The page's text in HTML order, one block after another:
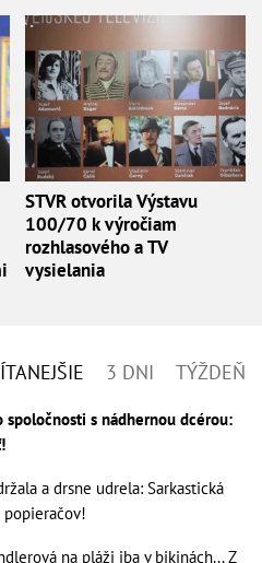
STVR otvorila Výstavu
100/70 k výročiam
rozhlasového a TV
vysielania
3 DNI TÝŽDEŇ
s nádhernou dcérou:
a drsne udrela: Sarkastická
popieračov!
na pláži iba v bikinách... Z